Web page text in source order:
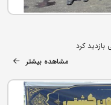
کرد
مشاهده بیشتر